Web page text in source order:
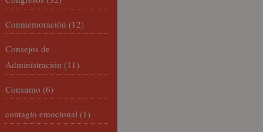
Conmemoración (12)
Consejos de
Administración (11)
Consumo (6)
contagio emocional (1)